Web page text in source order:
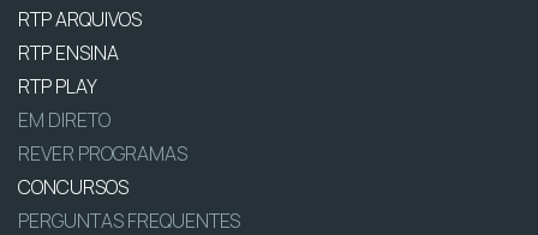
RTP ARQUIVOS
RTP ENSINA
RTP PLAY
EM DIRETO
REVER PROGRAMAS
CONCURSOS
PERGUNTAS FREQUENTES